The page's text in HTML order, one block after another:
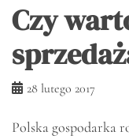
Czy
28 lutego 2017
Polska gospodarka